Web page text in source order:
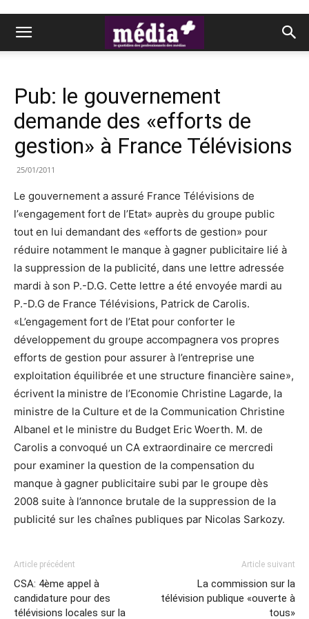
Pub: le gouvernement
demande des «efforts de
gestion» à France Télévisions
25/01/2011
Le gouvernement a assuré France Télévisions de
l’«engagement fort de l’Etat» auprès du groupe public
tout en lui demandant des «efforts de gestion» pour
réduire notamment le manque à gagner publicitaire lié à
la suppression de la publicité, dans une lettre adressée
mardi à son P.-D.G. Cette lettre a été envoyée mardi au
P.-D.G de France Télévisions, Patrick de Carolis.
«L’engagement fort de l’Etat pour conforter le
développement du groupe accompagnera vos propres
efforts de gestion pour assurer à l’entreprise une
exploitation équilibrée et une structure financière saine»,
écrivent la ministre de l’Economie Christine Lagarde, la
ministre de la Culture et de la Communication Christine
Albanel et le ministre du Budget Eric Woerth. M. de
Carolis a convoqué un CA extraordinaire ce mercredi
pour examiner la question de la compensation du
manque à gagner publicitaire subi par le groupe dès
2008 suite à l’annonce brutale de la suppression de la
publicité sur les chaînes publiques par Nicolas Sarkozy.
Article précédent
CSA: 4ème appel à
candidature pour des
télévisions locales sur la
Article suivant
La commission sur la
télévision publique «ouverte à
tous»